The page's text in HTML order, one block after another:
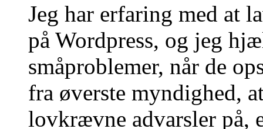
Jeg har erfaring med at
på Wordpress, og jeg
småproblemer, når de
fra øverste myndighed,
lovkrævne advarsler på,